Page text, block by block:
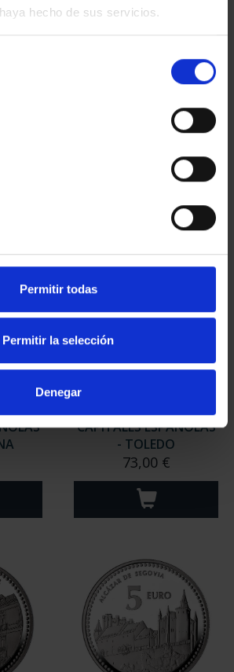
hecho de sus servicios.
Permitir todas
Permitir la selección
Denegar
- HUELVA
CAPITALES ESPAÑOLAS
- TOLEDO
73,00 €